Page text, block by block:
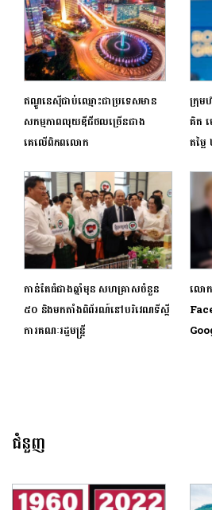
ឥណ្ឌូនេស៊ីជាប់ឈ្មោះជាប្រទេសមាន
សកម្មភាពលុយឌីជីថលច្រើនជាង
គេលើពិភពលោក
ក្រុម
គិត
តម្ល
កាន់តែធំជាងឆ្នាំមុន សហគ្រាសចំនួន
៥០ និងមកតាំងពិព័រណ៍នៅបរិវេណទីស្ដី
ការគណៈរដ្ឋមន្ត្រី
លោក
ជំនួញ